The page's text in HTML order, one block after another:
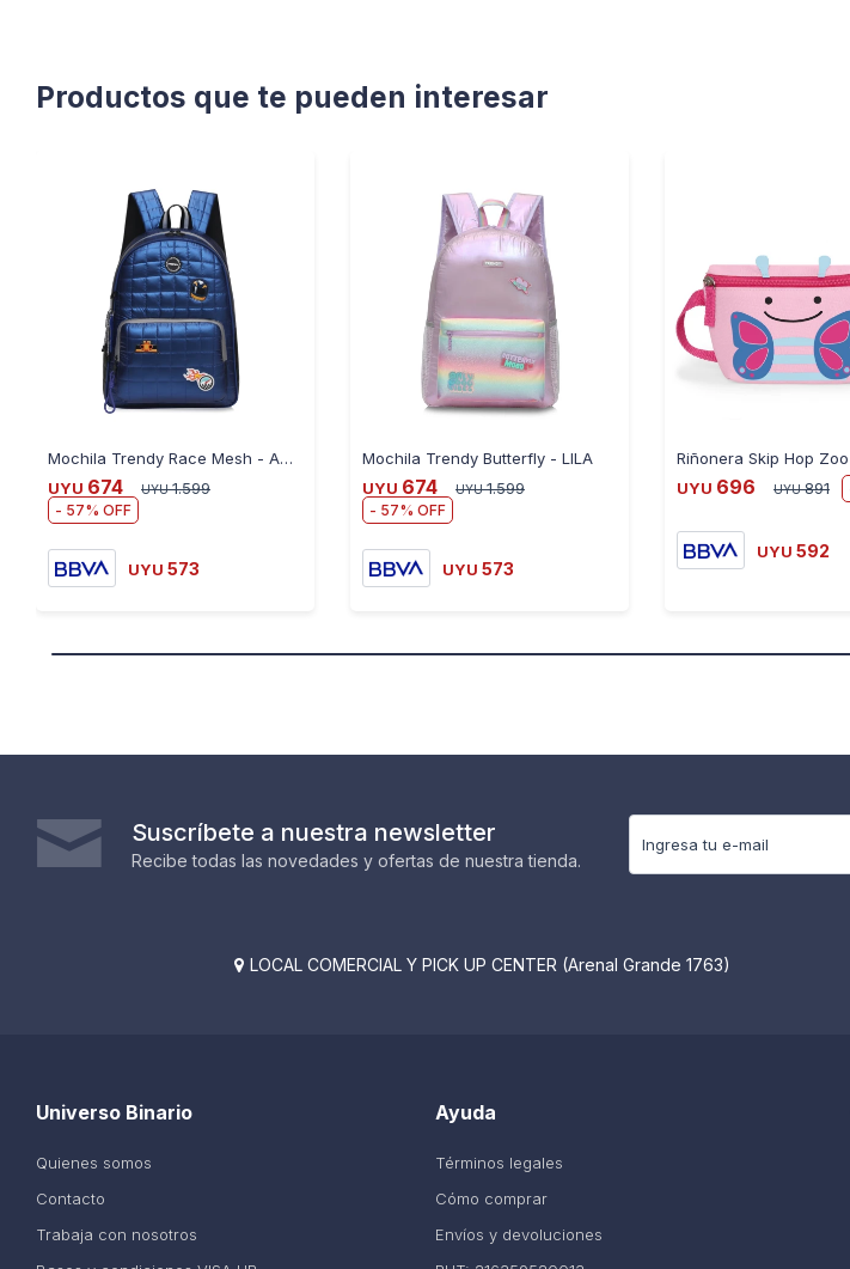
Productos que te pueden interesar
Mochila Trendy Race Mesh - AZUL
UYU 674 UYU 1.599
57
UYU 573
Mochila Trendy Butterfly - LILA
UYU 674 UYU 1.599
57
UYU 573
UYU 696 UYU 891
UYU 592
Suscríbete a nuestra newsletter
Recibe todas las novedades y ofertas de nuestra tienda.
 LOCAL COMERCIAL Y PICK UP CENTER (Arenal Grande 1763)
Ayuda
Términos legales
Cómo comprar
Envíos y devoluciones
Universo Binario
Quienes somos
Contacto
Trabaja con nosotros